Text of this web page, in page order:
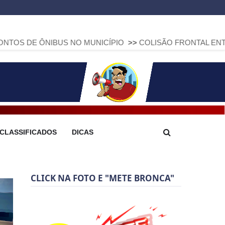
NO MUNICÍPIO >> COLISÃO FRONTAL ENTRE DUAS
CLASSIFICADOS DICAS
CLICK NA FOTO E "METE BRONCA"